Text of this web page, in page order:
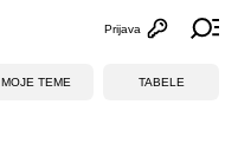
Otvori
Prijava
MOJE TEME TABELE